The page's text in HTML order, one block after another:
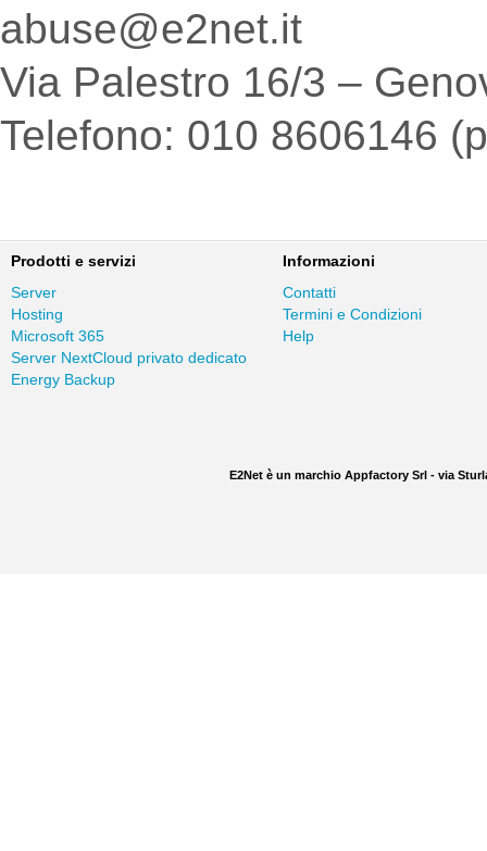
abuse@e2net.it
Via Palestro 16/3 –
Telefono: 010 8606146
Prodotti e servizi
Server
Hosting
Microsoft 365
Server NextCloud privato dedicato
Energy Backup
Informazioni
Contatti
Termini e Condizioni
Help
E2Net è un marchio Appfactory Srl - via